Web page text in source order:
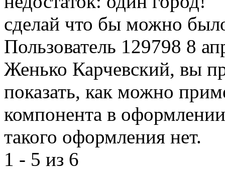
сделай что бы можно
Пользователь 129798 8
Женько Карчевский, вы
показать, как можно
компонента в
такого оформления нет.
1 - 5 из 6